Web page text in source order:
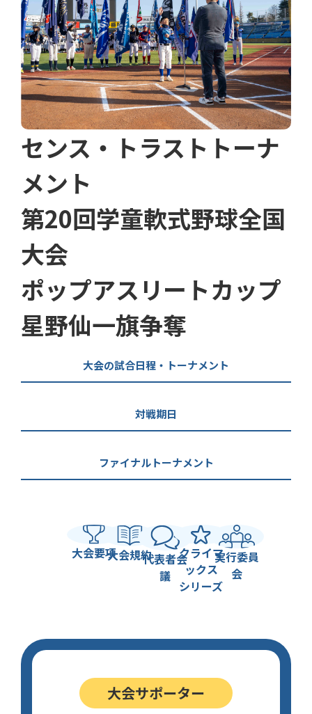
センス・トラストトーナ
メント
第20回学童軟式野球全国
大会
ポップアスリートカップ
星野仙一旗争奪
大会の試合日程・トーナメント
対戦期日
ファイナルトーナメント
大会要項大会規約代表者会
議
クライマ
ックス
シリーズ
実行委員
会
大会サポーター